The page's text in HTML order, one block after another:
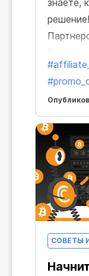
знаете,
процент
СОВЕТЫ